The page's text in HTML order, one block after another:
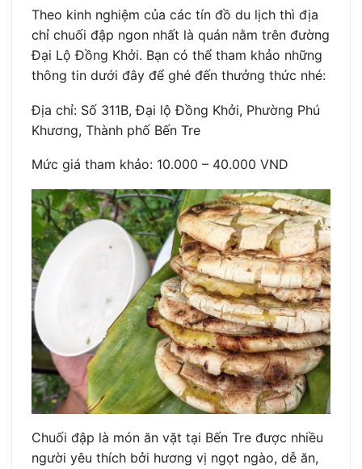
Theo kinh nghiệm của các tín đồ du lịch thì địa
chỉ chuối đập ngon nhất là quán nằm trên đường
Đại Lộ Đồng Khởi. Bạn có thể tham khảo những
thông tin dưới đây để ghé đến thưởng thức nhé:
Địa chỉ: Số 311B, Đại lộ Đồng Khởi, Phường Phú
Khương, Thành phố Bến Tre
Mức giá tham khảo: 10.000 – 40.000 VND
Chuối đập là món ăn vặt tại Bến Tre được nhiều
người yêu thích bởi hương vị ngọt ngào, dễ ăn,